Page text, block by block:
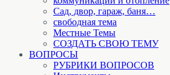
Cад, двор, гараж, баня…
свободная тема
Местные Темы
СОЗДАТЬ СВОЮ ТЕМУ
ВОПРОСЫ
РУБРИКИ ВОПРОСОВ